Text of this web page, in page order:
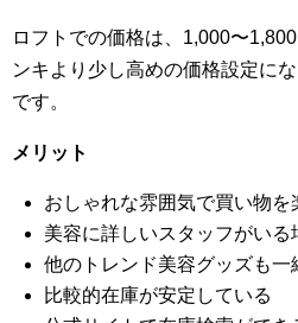
ロフトでの価格は、1,000〜
ンキより少し高めの価格設定に
です。
メリット
おしゃれな雰囲気で買い物を
美容に詳しいスタッフがいる
他のトレンド美容グッズも一
比較的在庫が安定している